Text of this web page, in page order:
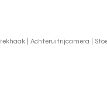
| Achteruitrijcamera |